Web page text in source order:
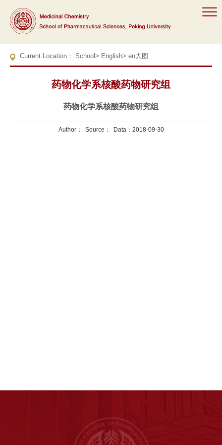
Current Location： School> English> en大图
药物化学系核酸药物研究组
药物化学系核酸药物研究组
Author： Source： Data：2018-09-30